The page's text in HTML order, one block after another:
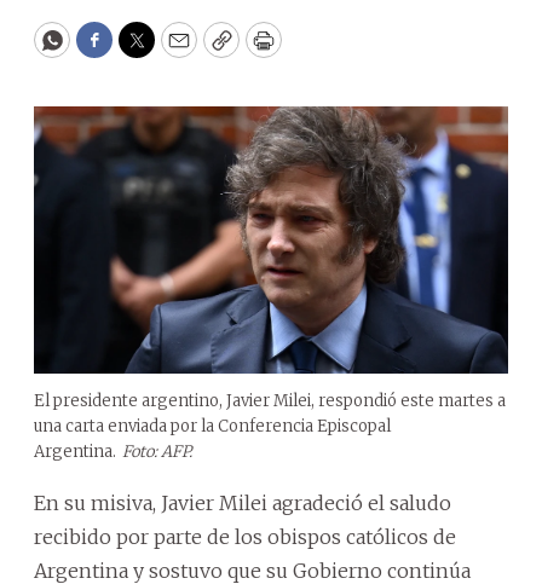
WhatsApp
Facebook
Twitter
EmailCopyPrint
El presidente argentino, Javier Milei, respondió este martes a
una carta enviada por la Conferencia Episcopal
Argentina. Foto: AFP.
En su misiva, Javier Milei agradeció el saludo
recibido por parte de los obispos católicos de
Argentina y sostuvo que su Gobierno continúa